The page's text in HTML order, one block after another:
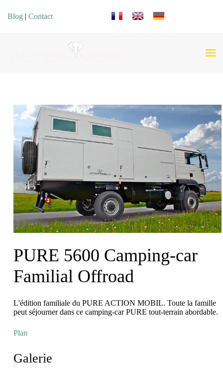
Blog | Contact Sélectionnez votre langue
PURE 5600 Camping-car
Familial Offroad
L'édition familiale du PURE ACTION MOBIL. Toute la famille
peut séjourner dans ce camping-car PURE tout-terrain abordable.
Plan
Galerie